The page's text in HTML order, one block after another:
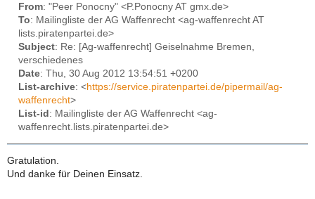
From: "Peer Ponocny" <P.Ponocny AT gmx.de>
To: Mailingliste der AG Waffenrecht <ag-waffenrecht AT
lists.piratenpartei.de>
Subject: Re: [Ag-waffenrecht] Geiselnahme Bremen,
verschiedenes
Date: Thu, 30 Aug 2012 13:54:51 +0200
List-archive: <https://service.piratenpartei.de/pipermail/ag-
waffenrecht>
List-id : Mailingliste der AG Waffenrecht <ag-
waffenrecht.lists.piratenpartei.de>
Gratulation.
Und danke für Deinen Einsatz.